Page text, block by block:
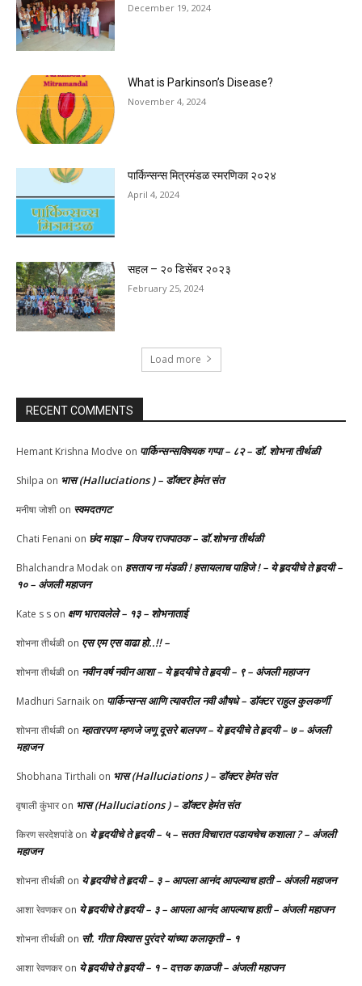
December 19, 2024
What is Parkinson’s Disease?
November 4, 2024
पार्किन्सन्स मित्रमंडळ स्मरणिका २०२४
April 4, 2024
सहल – २० डिसेंबर २०२३
February 25, 2024
Load more
RECENT COMMENTS
Hemant Krishna Modve on पार्किन्सन्सविषयक गप्पा – ८२ – डॉ. शोभना तीर्थळी
Shilpa on भास (Halluciations ) – डॉक्टर हेमंत संत
मनीषा जोशी on स्वमदतगट
Chati Fenani on छंद माझा – विजय राजपाठक – डॉ.शोभना तीर्थळी
Bhalchandra Modak on हसताय ना मंडळी‌ ! हसायलाच पाहिजे ! – ये हृदयीचे ते हृदयी –
१० – अंजली महाजन
Kate s s on क्षण भारावलेले – १३ – शोभनाताई
शोभना तीर्थळी on एस एम एस वाढा हो..!! –
शोभना तीर्थळी on नवीन वर्ष नवीन आशा – ये हृदयीचे ते हृदयी – ९ – अंजली महाजन
Madhuri Sarnaik on पार्किन्सन्स आणि त्यावरील नवी औषधे – डॉक्टर राहुल कुलकर्णी
शोभना तीर्थळी on म्हातारपण म्हणजे जणू दूसरे बालपण – ये हृदयीचे ते हृदयी – ७ – अंजली
महाजन
Shobhana Tirthali on भास (Halluciations ) – डॉक्टर हेमंत संत
वृषाली कुंभारon भास (Halluciations ) – डॉक्टर हेमंत संत
किरण सरदेशपांडेon ये हृदयीचे ते हृदयी – ५ – सतत विचारात पडायचेच कशाला ? – अंजली
महाजन
शोभना तीर्थळी on ये हृदयीचे ते हृदयी – ३ – आपला आनंद आपल्याच हाती – अंजली महाजन
आशा रेवणकरon ये हृदयीचे ते हृदयी – ३ – आपला आनंद आपल्याच हाती – अंजली महाजन
शोभना तीर्थळी on सौ. गीता विश्वास पुरंदरे यांच्या कलाकृती – १
आशा रेवणकरon ये हृदयीचे ते हृदयी – १ – दत्तक काळजी – अंजली महाजन